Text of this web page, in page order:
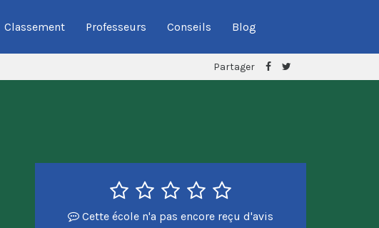
Classement Professeurs Conseils Blog
Partager
Cette école n'a pas encore reçu d'avis